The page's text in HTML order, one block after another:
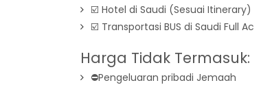
☑️ Hotel di Saudi (Sesuai Itinerary)
☑️ Transportasi BUS di Saudi Full Ac
Harga Tidak Termasuk:
⛔️Pengeluaran pribadi Jemaah